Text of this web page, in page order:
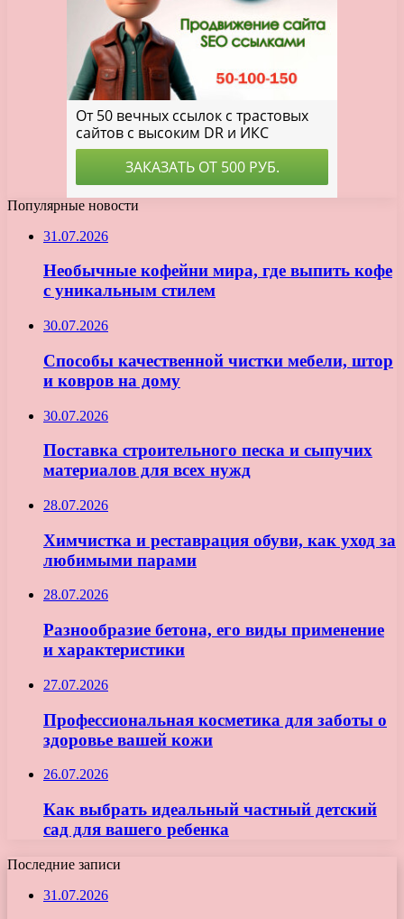
Популярные новости
31.07.2026
Необычные кофейни мира, где выпить кофе
с уникальным стилем
30.07.2026
Способы качественной чистки мебели, штор
и ковров на дому
30.07.2026
Поставка строительного песка и сыпучих
материалов для всех нужд
28.07.2026
Химчистка и реставрация обуви, как уход за
любимыми парами
28.07.2026
Разнообразие бетона, его виды применение
и характеристики
27.07.2026
Профессиональная косметика для заботы о
здоровье вашей кожи
26.07.2026
Как выбрать идеальный частный детский
сад для вашего ребенка
Последние записи
31.07.2026